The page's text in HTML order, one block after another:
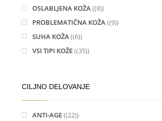
OSLABLJENA KOŽA (8)
PROBLEMATIČNA KOŽA (9)
SUHA KOŽA (6)
VSI TIPI KOŽE (35)
CILJNO DELOVANJE
ANTI-AGE (22)